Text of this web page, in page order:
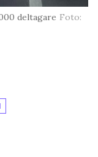
deltagare Foto: